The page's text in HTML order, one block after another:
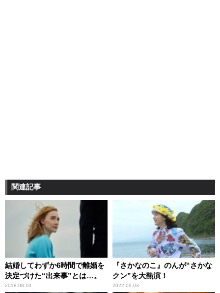
関連記事
結婚してわずか6時間で離婚を
決定づけた“出来事”とは…。
2018.08.10
『さかなのこ』のんが“さかな
クン”を大熱演！
2022.09.03